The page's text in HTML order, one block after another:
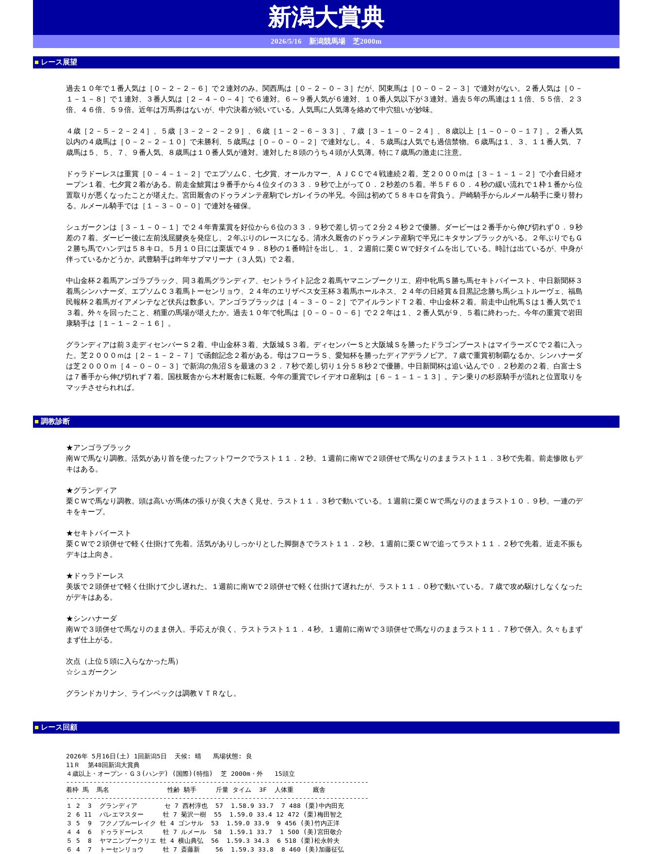
新潟大賞典
2026/5/16 新潟競馬場 芝2000m
■ レース展望
過去１０年で１番人気は［０－２－２－６］で２連対のみ。関西馬は［０－２－０－３］だが、関東馬は［０－０－２－３］で連対がない。２番人気は［０－
１－１－８］で１連対、３番人気は［２－４－０－４］で６連対。６～９番人気が６連対、１０番人気以下が３連対。過去５年の馬連は１１倍、５５倍、２３
倍、４６倍、５９倍。近年は万馬券はないが、中穴決着が続いている。人気馬に人気薄を絡めて中穴狙いが妙味。
４歳［２－５－２－２４］、５歳［３－２－２－２９］、６歳［１－２－６－３３］、７歳［３－１－０－２４］、８歳以上［１－０－０－１７］。２番人気
以内の４歳馬は［０－２－２－１０］で未勝利、５歳馬は［０－０－０－２］で連対なし。４、５歳馬は人気でも過信禁物。６歳馬は１、３、１１番人気、７
歳馬は５、５、７、９番人気、８歳馬は１０番人気が連対。連対した８頭のうち４頭が人気薄。特に７歳馬の激走に注意。
ドゥラドーレスは重賞［０－４－１－２］でエプソムＣ、七夕賞、オールカマー、ＡＪＣＣで４戦連続２着。芝２０００ｍは［３－１－１－２］で小倉日経オ
ープン１着、七夕賞２着がある。前走金鯱賞は９番手から４位タイの３３．９秒で上がって０．２秒差の５着。半５Ｆ６０．４秒の緩い流れで１枠１番から位
置取りが悪くなったことが堪えた。宮田厩舎のドゥラメンテ産駒でレガレイラの半兄。今回は初めて５８キロを背負う。戸崎騎手からルメール騎手に乗り替わ
る。ルメール騎手では［１－３－０－０］で連対を確保。
シュガークンは［３－１－０－１］で２４年青葉賞を好位から６位の３３．９秒で差し切って２分２４秒２で優勝。ダービーは２番手から伸び切れず０．９秒
差の７着。ダービー後に左前浅屈腱炎を発症し、２年ぶりのレースになる。清水久厩舎のドゥラメンテ産駒で半兄にキタサンブラックがいる。２年ぶりでもＧ
２勝ち馬でハンデは５８キロ。５月１０日には栗坂で４９．８秒の１番時計を出し、１、２週前に栗ＣＷで好タイムを出している。時計は出ているが、中身が
伴っているかどうか。武豊騎手は昨年サブマリーナ（３人気）で２着。
中山金杯２着馬アンゴラブラック、同３着馬グランディア、セントライト記念２着馬ヤマニンブークリエ、府中牝馬Ｓ勝ち馬セキトバイースト、中日新聞杯３
着馬シンハナーダ、エプソムＣ３着馬トーセンリョウ、２４年のエリザベス女王杯３着馬ホールネス、２４年の日経賞＆目黒記念勝ち馬シュトルーヴェ、福島
民報杯２着馬ガイアメンテなど伏兵は数多い。アンゴラブラックは［４－３－０－２］でアイルランドＴ２着、中山金杯２着。前走中山牝馬Ｓは１番人気で１
３着。外々を回ったこと、稍重の馬場が堪えたか。過去１０年で牝馬は［０－０－０－６］で２２年は１、２番人気が９、５着に終わった。今年の重賞で岩田
康騎手は［１－１－２－１６］。
グランディアは前３走ディセンバーＳ２着、中山金杯３着、大阪城Ｓ３着。ディセンバーＳと大阪城Ｓを勝ったドラゴンブーストはマイラーズＣで２着に入っ
た。芝２０００ｍは［２－１－２－７］で函館記念２着がある。母はフローラＳ、愛知杯を勝ったディアデラノビア。７歳で重賞初制覇なるか。シンハナーダ
は芝２０００ｍ［４－０－０－３］で新潟の魚沼Ｓを最速の３２．７秒で差し切り１分５８秒２で優勝。中日新聞杯は追い込んで０．２秒差の２着、白富士Ｓ
は７番手から伸び切れず７着。国枝厩舎から木村厩舎に転厩。今年の重賞でレイデオロ産駒は［６－１－１－１３］。テン乗りの杉原騎手が流れと位置取りを
マッチさせられれば。
■ 調教診断
★アンゴラブラック
南Ｗで馬なり調教。活気があり首を使ったフットワークでラスト１１．２秒。１週前に南Ｗで２頭併せで馬なりのままラスト１１．３秒で先着。前走惨敗もデ
キはある。
★グランディア
栗ＣＷで馬なり調教。頭は高いが馬体の張りが良く大きく見せ、ラスト１１．３秒で動いている。１週前に栗ＣＷで馬なりのままラスト１０．９秒。一連のデ
キをキープ。
★セキトバイースト
栗ＣＷで２頭併せで軽く仕掛けて先着。活気がありしっかりとした脚捌きでラスト１１．２秒。１週前に栗ＣＷで追ってラスト１１．２秒で先着。近走不振も
デキは上向き。
★ドゥラドーレス
美坂で２頭併せで軽く仕掛けて少し遅れた。１週前に南Ｗで２頭併せで軽く仕掛けて遅れたが、ラスト１１．０秒で動いている。７歳で攻め駆けしなくなった
がデキはある。
★シンハナーダ
南Ｗで３頭併せで馬なりのまま併入。手応えが良く、ラストラスト１１．４秒。１週前に南Ｗで３頭併せで馬なりのままラスト１１．７秒で併入。久々もまず
まず仕上がる。
次点（上位５頭に入らなかった馬）
☆シュガークン
グランドカリナン、ラインベックは調教ＶＴＲなし。
■ レース回顧
2026年 5月16日(土) 1回新潟5日  天候: 晴   馬場状態: 良
11Ｒ  第48回新潟大賞典
４歳以上・オープン・Ｇ３(ハンデ) (国際)(特指)  芝 2000m・外   15頭立
------------------------------------------------------------------------------
着枠 馬  馬名               性齢 騎手     斤量 タイム  3F  人体重     廐舎
------------------------------------------------------------------------------
１ 2  3  グランディア       セ 7 西村淳也  57  1.58.9 33.7  7 488 (栗)中内田充
２ 6 11  バレエマスター     牡 7 菊沢一樹  55  1.59.0 33.4 12 472 (栗)梅田智之
３ 5  9  フクノブルーレイク 牡 4 ゴンサル  53  1.59.0 33.9  9 456 (美)竹内正洋
４ 4  6  ドゥラドーレス     牡 7 ルメール  58  1.59.1 33.7  1 500 (美)宮田敬介
５ 5  8  ヤマニンブークリエ 牡 4 横山典弘  56  1.59.3 34.3  6 518 (栗)松永幹夫
６ 4  7  トーセンリョウ     牡 7 斎藤新    56  1.59.3 33.8  8 460 (美)加藤征弘